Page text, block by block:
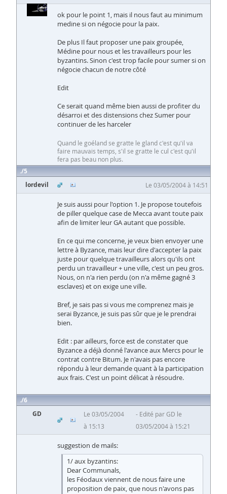
ok pour le point 1, mais il nous faut au minimum
medine si on négocie pour la paix.
De plus Il faut proposer une paix groupée,
Médine pour nous et les travailleurs pour les
byzantins. Sinon c'est trop facile pour sumer si on
négocie chacun de notre côté
Edit
Ce serait quand même bien aussi de profiter du
désarroi et des distensions chez Sumer pour
continuer de les harceler
Quand le goéland se gratte le gland c'est qu'il va
faire mauvais temps, s'il se gratte le cul c'est qu'il
fera pas beau non plus.
5
lordevil
Le 03/05/2004 à 14:51
Je suis aussi pour l'option 1. Je propose toutefois
de piller quelque case de Mecca avant toute paix
afin de limiter leur GA autant que possible.
En ce qui me concerne, je veux bien envoyer une
lettre à Byzance, mais leur dire d'accepter la paix
juste pour quelque travailleurs alors qu'ils ont
perdu un travailleur + une ville, c'est un peu gros.
Nous, on n'a rien perdu (on n'a même gagné 3
esclaves) et on exige une ville.
Bref, je sais pas si vous me comprenez mais je
serai Byzance, je suis pas sûr que je le prendrai
bien.
Edit : par ailleurs, force est de constater que
Byzance a déjà donné l'avance aux Mercs pour le
contrat contre Bitum. Je n'avais pas encore
répondu à leur demande quant à la participation
aux frais. C'est un point délicat à résoudre.
6
GD
Le 03/05/2004
à 15:13
Edité par GD le
03/05/2004 à 15:21
suggestion de mails:
1/ aux byzantins:
Dear Communals,
les Féodaux viennent de nous faire une
proposition de paix, que nous n'avons pas